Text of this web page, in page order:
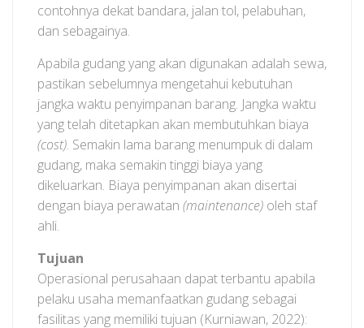
contohnya dekat bandara, jalan tol, pelabuhan,
dan sebagainya.
Apabila gudang yang akan digunakan adalah sewa,
pastikan sebelumnya mengetahui kebutuhan
jangka waktu penyimpanan barang. Jangka waktu
yang telah ditetapkan akan membutuhkan biaya
(cost). Semakin lama barang menumpuk di dalam
gudang, maka semakin tinggi biaya yang
dikeluarkan. Biaya penyimpanan akan disertai
dengan biaya perawatan (maintenance) oleh staf
ahli.
Tujuan
Operasional perusahaan dapat terbantu apabila
pelaku usaha memanfaatkan gudang sebagai
fasilitas yang memiliki tujuan (Kurniawan, 2022):